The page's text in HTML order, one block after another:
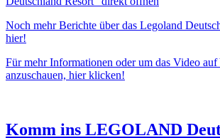
LEGOLAND
Deutschland
Resort“
von
anzeigen
Noch mehr Berichte über das Legoland
hier!
Für mehr Informationen oder um das Video auf
anzuschauen, hier klicken!
Komm ins LEGOLAND